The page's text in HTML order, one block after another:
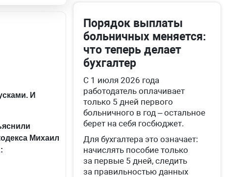
И
Михаил
Порядок выплаты
больничных меняется:
что теперь делает
бухгалтер
С 1 июля 2026 года
работодатель оплачивает
только 5 дней первого
больничного в год – остальное
берет на себя госбюджет.
Для бухгалтера это означает:
начислять пособие только
за первые 5 дней, следить
за правильностью данных